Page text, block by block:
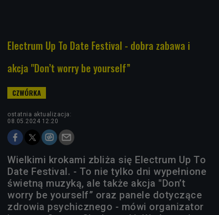
Electrum Up To Date Festival - dobra zabawa i
akcja "Don’t worry be yourself”
ostatnia aktualizacja:
08.05.2024 12:20
Wielkimi krokami zbliża się Electrum Up To
Date Festival. - To nie tylko dni wypełnione
świetną muzyką, ale także akcja "Don’t
worry be yourself” oraz panele dotyczące
zdrowia psychicznego - mówi organizator